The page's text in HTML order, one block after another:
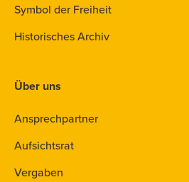
Symbol der Freiheit
Historisches Archiv
Über uns
Ansprechpartner
Aufsichtsrat
Vergaben